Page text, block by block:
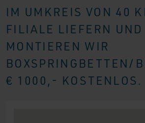
IM UMKREIS VON 40
FILIALE LIEFERN UND
MONTIEREN WIR
BOXSPRINGBETTEN/
€ 1000,- KOSTENLOS.